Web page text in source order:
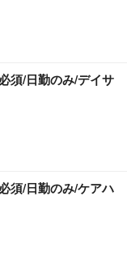
須/日勤のみ/デイサ
須/日勤のみ/ケアハ